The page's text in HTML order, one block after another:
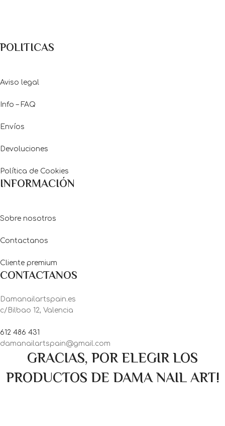
POLITICAS
Aviso legal
Info – FAQ
Envíos
Devoluciones
Política de Cookies
INFORMACIÓN
Sobre nosotros
Contactanos
Cliente premium
CONTACTANOS
Damanailartspain.es
c/Bilbao 12, Valencia
612 486 431
damanailartspain@gmail.com
GRACIAS, POR ELEGIR LOS
PRODUCTOS DE DAMA NAIL ART!